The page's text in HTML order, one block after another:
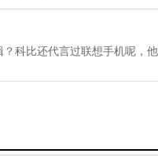
科比还代言过联想手机呢，